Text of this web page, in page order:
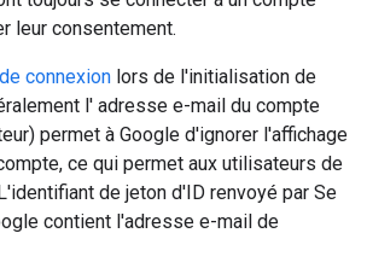
leur consentement.
connexion lors de l'initialisation de
l' adresse e-mail du compte
permet à Google d'ignorer l'affichage
ce qui permet aux utilisateurs de
de jeton d'ID renvoyé par Se
contient l'adresse e-mail de